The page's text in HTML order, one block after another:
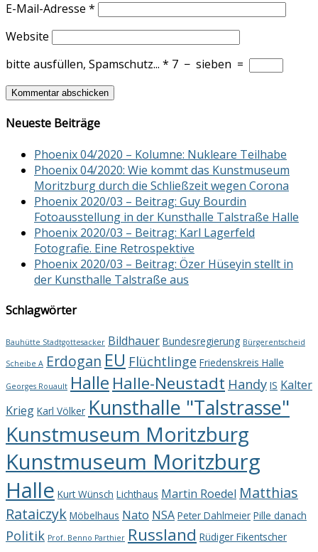
E-Mail-Adresse *
Website
bitte ausfüllen, Spamschutz... * 7 − sieben =
Neueste Beiträge
Phoenix 04/2020 – Kolumne: Nukleare Teilhabe
Phoenix 04/2020: Wie kommt das Kunstmuseum
Moritzburg durch die Schließzeit wegen Corona
Phoenix 2020/03 – Beitrag: Guy Bourdin
Fotoausstellung in der Kunsthalle Talstraße Halle
Phoenix 2020/03 – Beitrag: Karl Lagerfeld
Fotografie. Eine Retrospektive
Phoenix 2020/03 – Beitrag: Özer Hüseyin stellt in
der Kunsthalle Talstraße aus
Schlagwörter
Bauhütte Stadtgottesacker Bildhauer Bundesregierung Bürgerentscheid
Scheibe A Erdogan EU Flüchtlinge Friedenskreis Halle
Georges Rouault Halle Halle-Neustadt Handy IS Kalter
Krieg Karl Völker Kunsthalle "Talstrasse"
Kunstmuseum Moritzburg
Kunstmuseum Moritzburg
Halle Kurt Wünsch Lichthaus Martin Roedel Matthias
Rataiczyk Möbelhaus Nato NSA Peter Dahlmeier Pille danach
Politik Prof. Benno Parthier Russland Rüdiger Fikentscher